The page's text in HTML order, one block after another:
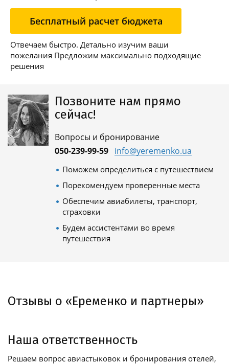
Бесплатный расчет бюджета
Отвечаем быстро. Детально изучим ваши
пожелания Предложим максимально подходящие
решения
Позвоните нам прямо
сейчас!
Вопросы и бронирование
050-239-99-59 info@yeremenko.ua
Поможем определиться с путешествием
Порекомендуем проверенные места
Обеспечим авиабилеты, транспорт,
страховки
Будем ассистентами во время
путешествия
Отзывы о «Еременко и партнеры»
Наша ответственность
Решаем вопрос авиастыковок и бронирования отелей,